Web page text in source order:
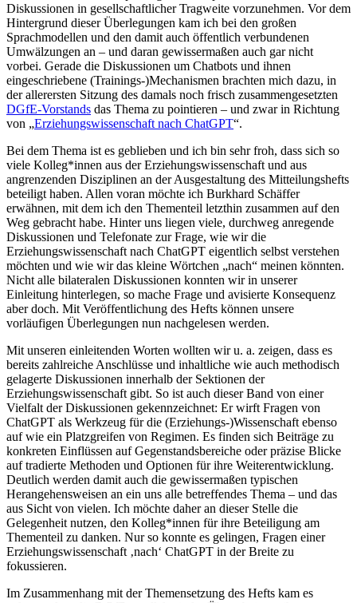
Diskussionen in gesellschaftlicher Tragweite vorzunehmen. Vor dem
Hintergrund dieser Überlegungen kam ich bei den großen
Sprachmodellen und den damit auch öffentlich verbundenen
Umwälzungen an – und daran gewissermaßen auch gar nicht
vorbei. Gerade die Diskussionen um Chatbots und ihnen
eingeschriebene (Trainings-)Mechanismen brachten mich dazu, in
der allerersten Sitzung des damals noch frisch zusammengesetzten
DGfE-Vorstands das Thema zu pointieren – und zwar in Richtung
von „Erziehungswissenschaft nach ChatGPT“.
Bei dem Thema ist es geblieben und ich bin sehr froh, dass sich so
viele Kolleg*innen aus der Erziehungswissenschaft und aus
angrenzenden Disziplinen an der Ausgestaltung des Mitteilungshefts
beteiligt haben. Allen voran möchte ich Burkhard Schäffer
erwähnen, mit dem ich den Thementeil letzthin zusammen auf den
Weg gebracht habe. Hinter uns liegen viele, durchweg anregende
Diskussionen und Telefonate zur Frage, wie wir die
Erziehungswissenschaft nach ChatGPT eigentlich selbst verstehen
möchten und wie wir das kleine Wörtchen „nach“ meinen könnten.
Nicht alle bilateralen Diskussionen konnten wir in unserer
Einleitung hinterlegen, so mache Frage und avisierte Konsequenz
aber doch. Mit Veröffentlichung des Hefts können unsere
vorläufigen Überlegungen nun nachgelesen werden.
Mit unseren einleitenden Worten wollten wir u. a. zeigen, dass es
bereits zahlreiche Anschlüsse und inhaltliche wie auch methodisch
gelagerte Diskussionen innerhalb der Sektionen der
Erziehungswissenschaft gibt. So ist auch dieser Band von einer
Vielfalt der Diskussionen gekennzeichnet: Er wirft Fragen von
ChatGPT als Werkzeug für die (Erziehungs-)Wissenschaft ebenso
auf wie ein Platzgreifen von Regimen. Es finden sich Beiträge zu
konkreten Einflüssen auf Gegenstandsbereiche oder präzise Blicke
auf tradierte Methoden und Optionen für ihre Weiterentwicklung.
Deutlich werden damit auch die gewissermaßen typischen
Herangehensweisen an ein uns alle betreffendes Thema – und das
aus Sicht von vielen. Ich möchte daher an dieser Stelle die
Gelegenheit nutzen, den Kolleg*innen für ihre Beteiligung am
Thementeil zu danken. Nur so konnte es gelingen, Fragen einer
Erziehungswissenschaft ‚nach‘ ChatGPT in der Breite zu
fokussieren.
Im Zusammenhang mit der Themensetzung des Hefts kam es